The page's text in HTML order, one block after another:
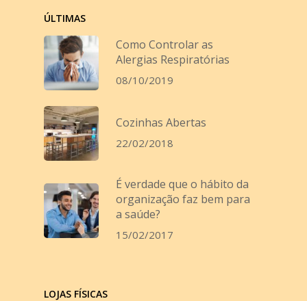
ÚLTIMAS
Como Controlar as
Alergias Respiratórias
08/10/2019
Cozinhas Abertas
22/02/2018
É verdade que o hábito da
organização faz bem para
a saúde?
15/02/2017
LOJAS FÍSICAS